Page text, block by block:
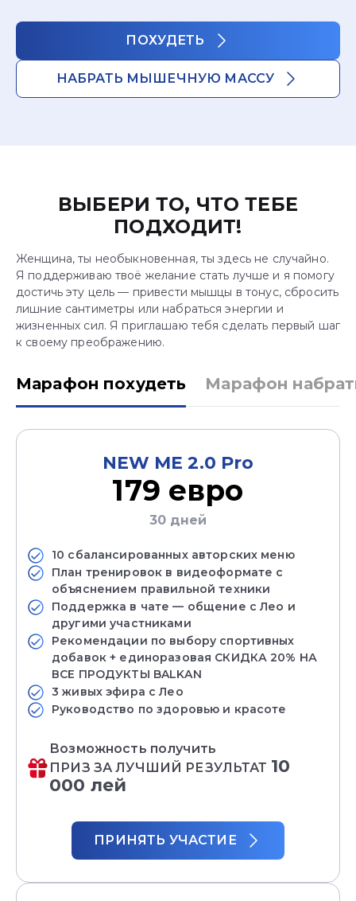
ПОХУДЕТЬ
НАБРАТЬ МЫШЕЧНУЮ МАССУ
ВЫБЕРИ ТО, ЧТО ТЕБЕ
ПОДХОДИТ!
Женщина, ты необыкновенная, ты здесь не случайно.
Я поддерживаю твоё желание стать лучше и я помогу
достичь эту цель — привести мышцы в тонус, сбросить
лишние сантиметры или набраться энергии и
жизненных сил. Я приглашаю тебя сделать первый шаг
к своему преображению.
Марафон похудеть Марафон
NEW ME 2.0 Pro
179 евро
30 дней
10 сбалансированных авторских меню
План тренировок в видеоформате с
объяснением правильной техники
Поддержка в чате — общение с Лео и
другими участниками
Рекомендации по выбору спортивных
добавок + единоразовая СКИДКА 20% НА
ВСЕ ПРОДУКТЫ BALKAN
3 живых эфира с Лео
Руководство по здоровью и красоте
Возможность получить
ПРИЗ ЗА ЛУЧШИЙ РЕЗУЛЬТАТ 10
000 лей
ПРИНЯТЬ УЧАСТИЕ